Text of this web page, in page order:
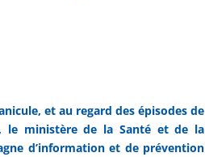
et au regard des épisodes de
le ministère de la Santé et de la
d’information et de prévention